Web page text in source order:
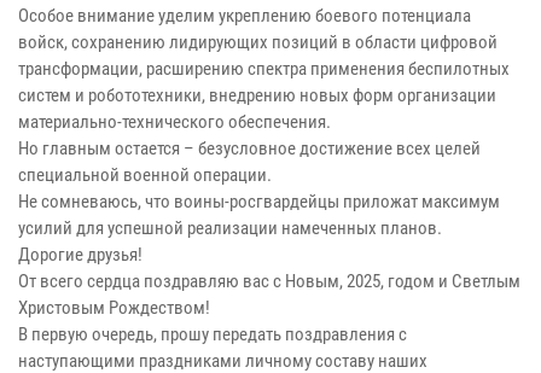
Особое внимание уделим укреплению боевого потенциала
войск, сохранению лидирующих позиций в области цифровой
трансформации, расширению спектра применения беспилотных
систем и робототехники, внедрению новых форм организации
материально-технического обеспечения.
Но главным остается – безусловное достижение всех целей
специальной военной операции.
Не сомневаюсь, что воины-росгвардейцы приложат максимум
усилий для успешной реализации намеченных планов.
Дорогие друзья!
От всего сердца поздравляю вас с Новым, 2025, годом и Светлым
Христовым Рождеством!
В первую очередь, прошу передать поздравления с
наступающими праздниками личному составу наших